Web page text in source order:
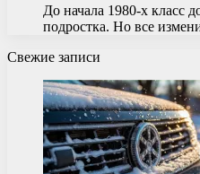
До начала 1980-х класс
подростка. Но все
Свежие записи